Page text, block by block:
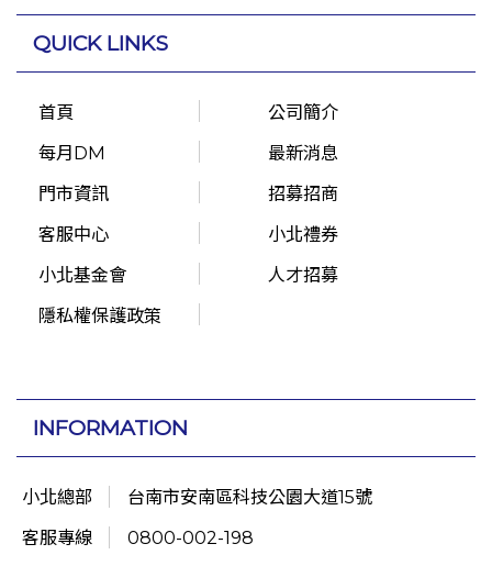
QUICK LINKS
首頁
公司簡介
每月DM
最新消息
門市資訊
招募招商
客服中心
小北禮券
小北基金會
人才招募
隱私權保護政策
INFORMATION
小北總部
台南市安南區科技公園大道15號
客服專線
0800-002-198